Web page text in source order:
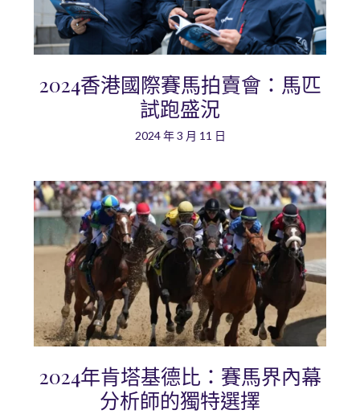
2024香港國際賽馬拍賣會：馬匹
試跑盛況
2024 年 3 月 11 日
2024年肯塔基德比：賽馬界內幕
分析師的獨特選擇